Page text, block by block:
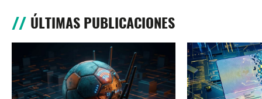
ÚLTIMAS PUBLICACIONES